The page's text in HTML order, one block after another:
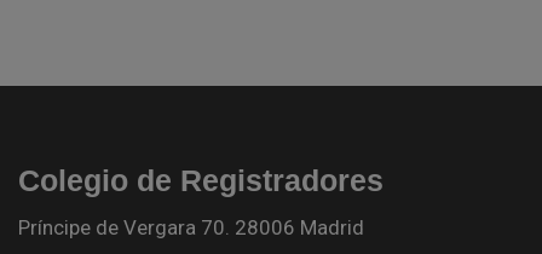
Colegio de Registradores
Príncipe de Vergara 70. 28006 Madrid